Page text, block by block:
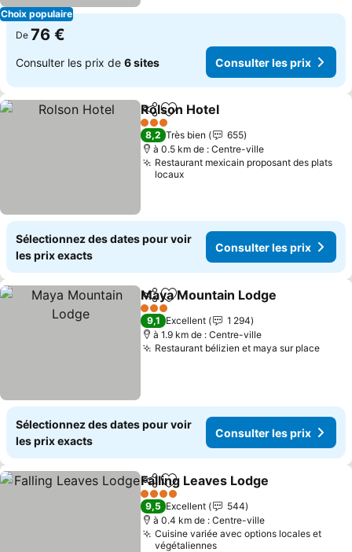
Choix populaire
De 76 €
Consulter les prix de 6 sites Consulter les prix
PartagerAjouter à mes favoris
Rolson Hotel
3 Étoiles
8,2 Très bien
655
à 0.5 km de : Centre-ville
Restaurant mexicain proposant des plats
locaux
Sélectionnez des dates pour voir
les prix exacts
Consulter les prix
PartagerAjouter à mes favoris
Maya Mountain Lodge
3 Étoiles
9,1 Excellent
1 294
à 1.9 km de : Centre-ville
Restaurant bélizien et maya sur place
Sélectionnez des dates pour voir
les prix exacts
Consulter les prix
PartagerAjouter à mes favoris
Falling Leaves Lodge
4 Étoiles
9,5 Excellent
544
à 0.4 km de : Centre-ville
Cuisine variée avec options locales et
végétaliennes